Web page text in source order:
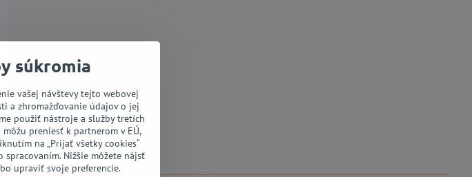
0 Diskusia 0
súkromia
vašej návštevy tejto webovej
a zhromažďovanie údajov o jej
použiť nástroje a služby tretích
preniesť k partnerom v EÚ,
na „Prijať všetky cookies“
Nižšie môžete nájsť
upraviť svoje preferencie.